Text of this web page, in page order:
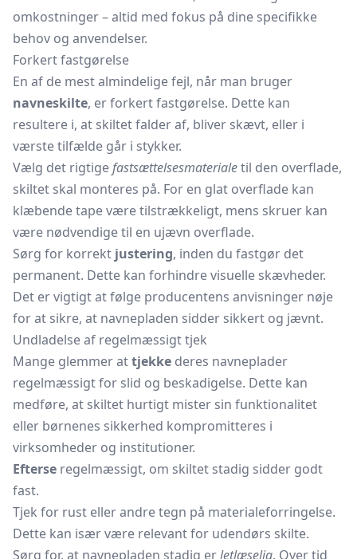
omkostninger – altid med fokus på dine specifikke
behov og anvendelser.
Forkert fastgørelse
En af de mest almindelige fejl, når man bruger
navneskilte, er forkert fastgørelse. Dette kan
resultere i, at skiltet falder af, bliver skævt, eller i
værste tilfælde går i stykker.
Vælg det rigtigefastsættelsesmaterialetil den overflade,
skiltet skal monteres på. For en glat overflade kan
klæbende tape være tilstrækkeligt, mens skruer kan
være nødvendige til en ujævn overflade.
Sørg for korrekt justering, inden du fastgør det
permanent. Dette kan forhindre visuelle skævheder.
Det er vigtigt at følge producentens anvisninger nøje
for at sikre, at navnepladen sidder sikkert og jævnt.
Undladelse af regelmæssigt tjek
Mange glemmer attjekke deres navneplader
regelmæssigt for slid og beskadigelse. Dette kan
medføre, at skiltet hurtigt mister sin funktionalitet
eller børnenes sikkerhed kompromitteres i
virksomheder og institutioner.
Efterse regelmæssigt, om skiltet stadig sidder godt
fast.
Tjek for rust eller andre tegn på materialeforringelse.
Dette kan især være relevant for udendørs skilte.
Sørg for, at navnepladen stadig erletlæselig. Over tid